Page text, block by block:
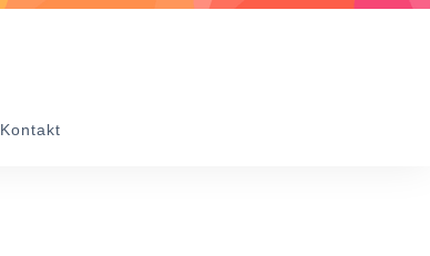
Kontakt